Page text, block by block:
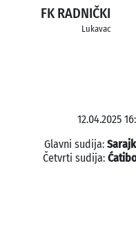
FK RADNIČKI
Lukavac
12.04.2025
Glavni sudija:
Četvrti sudija: